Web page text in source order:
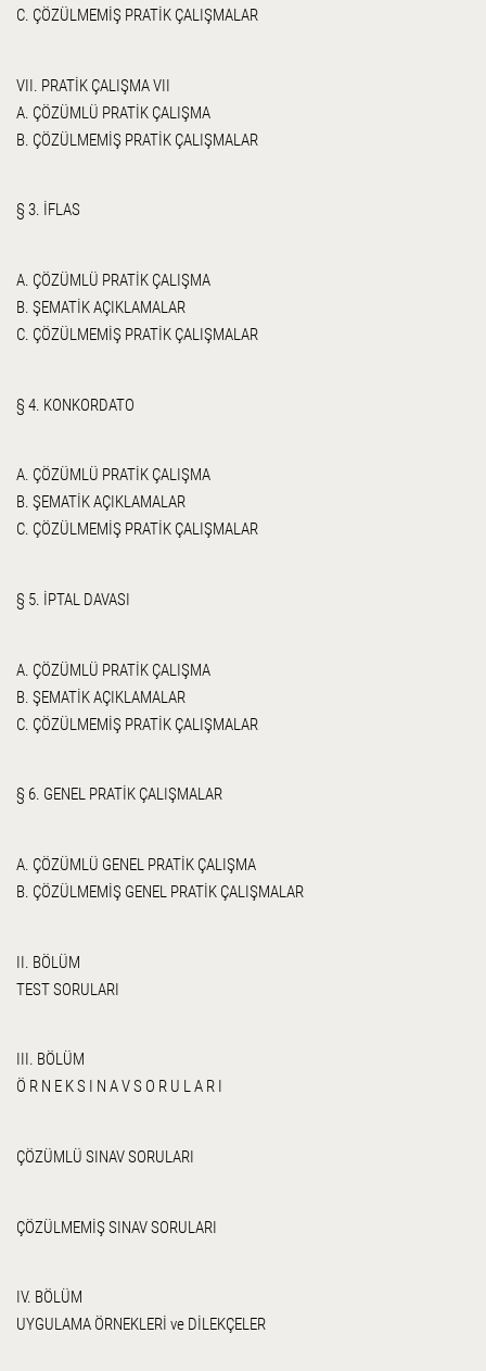
C. ÇÖZÜLMEMİŞ PRATİK ÇALIŞMALAR
VII. PRATİK ÇALIŞMA VII
A. ÇÖZÜMLÜ PRATİK ÇALIŞMA
B. ÇÖZÜLMEMİŞ PRATİK ÇALIŞMALAR
§ 3. İFLAS
A. ÇÖZÜMLÜ PRATİK ÇALIŞMA
B. ŞEMATİK AÇIKLAMALAR
C. ÇÖZÜLMEMİŞ PRATİK ÇALIŞMALAR
§ 4. KONKORDATO
A. ÇÖZÜMLÜ PRATİK ÇALIŞMA
B. ŞEMATİK AÇIKLAMALAR
C. ÇÖZÜLMEMİŞ PRATİK ÇALIŞMALAR
§ 5. İPTAL DAVASI
A. ÇÖZÜMLÜ PRATİK ÇALIŞMA
B. ŞEMATİK AÇIKLAMALAR
C. ÇÖZÜLMEMİŞ PRATİK ÇALIŞMALAR
§ 6. GENEL PRATİK ÇALIŞMALAR
A. ÇÖZÜMLÜ GENEL PRATİK ÇALIŞMA
B. ÇÖZÜLMEMİŞ GENEL PRATİK ÇALIŞMALAR
II. BÖLÜM
TEST SORULARI
III. BÖLÜM
Ö R N E K S I N A V S O R U L A R I
ÇÖZÜMLÜ SINAV SORULARI
ÇÖZÜLMEMİŞ SINAV SORULARI
IV. BÖLÜM
UYGULAMA ÖRNEKLERİ ve DİLEKÇELER